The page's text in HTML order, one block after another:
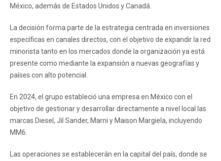
México, además de Estados Unidos y Canadá.
La decisión forma parte de la estrategia centrada en inversiones
específicas en canales directos, con el objetivo de expandir la red
minorista tanto en los mercados donde la organización ya está
presente como mediante la expansión a nuevas geografías y
países con alto potencial.
En 2024, el grupo estableció una empresa en México con el
objetivo de gestionar y desarrollar directamente a nivel local las
marcas Diesel, Jil Sander, Marni y Maison Margiela, incluyendo
MM6.
Las operaciones se establecerán en la capital del país, donde se